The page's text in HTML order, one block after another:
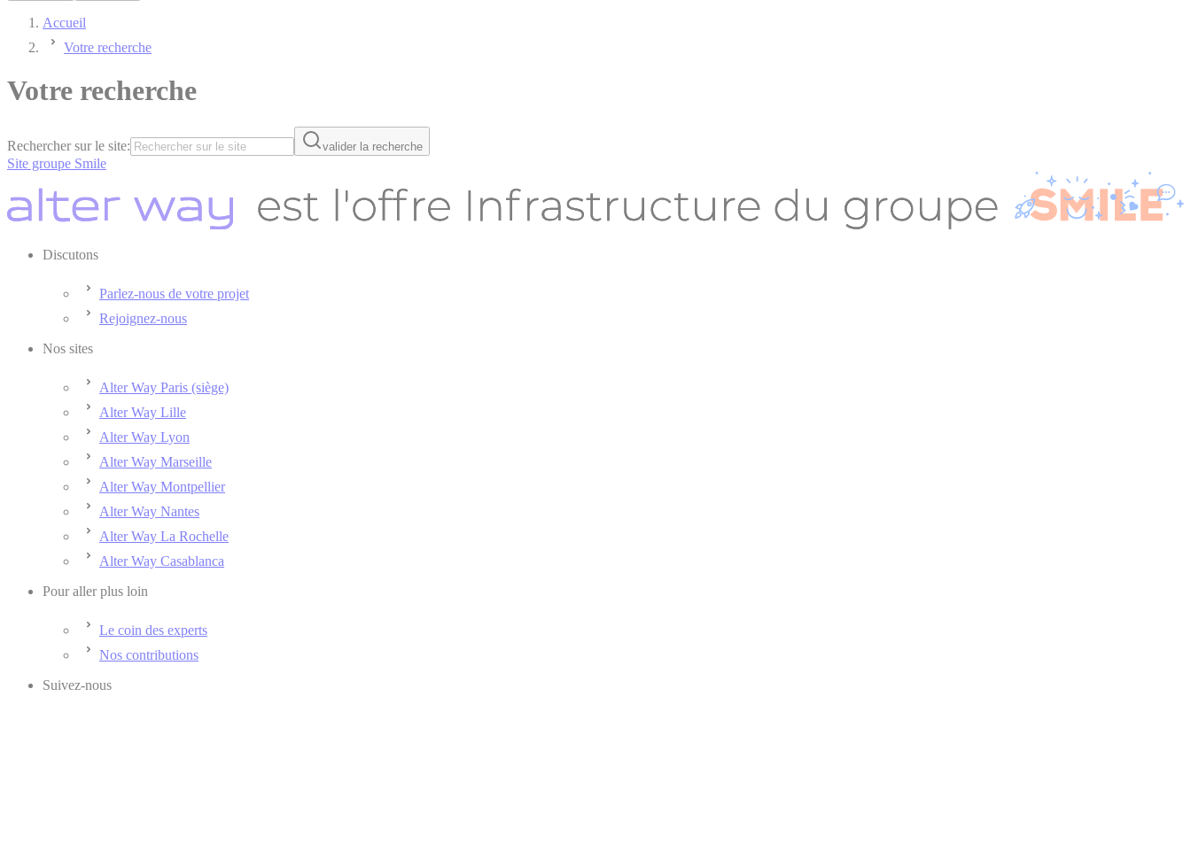
Accueil
Votre recherche
Votre recherche
Rechercher sur le site: valider la recherche
Site groupe Smile
Discutons
Parlez-nous de votre projet
Rejoignez-nous
Nos sites
Alter Way Paris (siège)
Alter Way Lille
Alter Way Lyon
Alter Way Marseille
Alter Way Montpellier
Alter Way Nantes
Alter Way La Rochelle
Alter Way Casablanca
Pour aller plus loin
Le coin des experts
Nos contributions
Suivez-nous